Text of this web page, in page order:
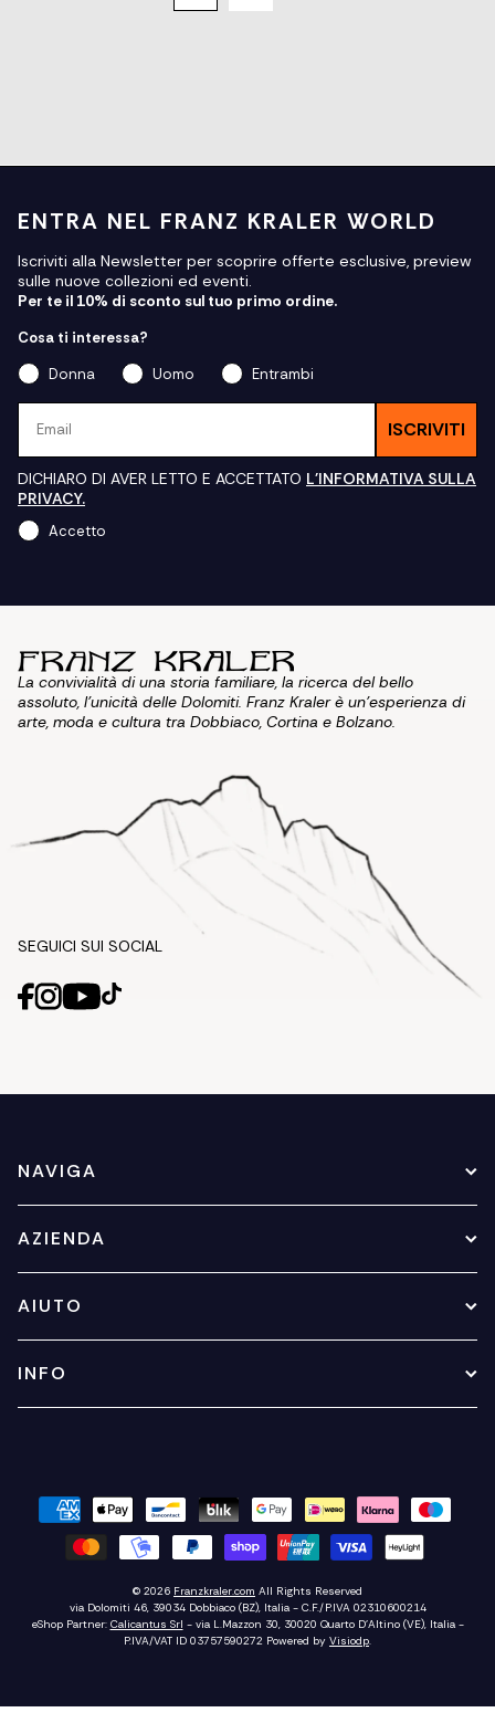
ENTRA NEL FRANZ KRALER WORLD
Iscriviti alla Newsletter per scoprire offerte esclusive, preview
sulle nuove collezioni ed eventi.
Per te il 10% di sconto sul tuo primo ordine.
Cosa ti interessa?
Donna
Uomo
Entrambi
ISCRIVITI
DICHIARO DI AVER LETTO E ACCETTATO L'INFORMATIVA SULLA
PRIVACY.
Accetto
La convivialità di una storia familiare, la ricerca del bello
assoluto, l'unicità delle Dolomiti. Franz Kraler è un'esperienza di
arte, moda e cultura tra Dobbiaco, Cortina e Bolzano.
SEGUICI SUI SOCIAL
NAVIGA
AZIENDA
AIUTO
INFO
© 2026 Franzkraler.com All Rights Reserved
via Dolomiti 46, 39034 Dobbiaco (BZ), Italia - C.F./P.IVA 02310600214
eShop Partner: Calicantus Srl - via L.Mazzon 30, 30020 Quarto D'Altino (VE), Italia -
P.IVA/VAT ID 03757590272 Powered by Visiodp.